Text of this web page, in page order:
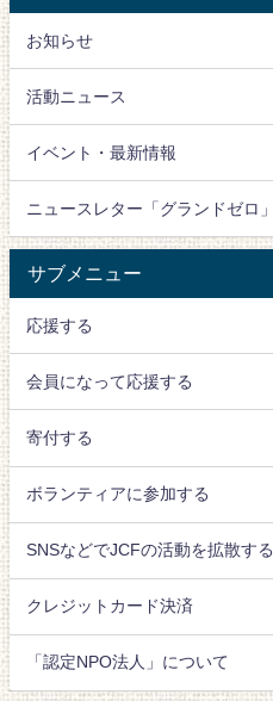
お知らせ
活動ニュース
イベント・最新情報
ニュースレター「グランドゼロ」
サブメニュー
応援する
会員になって応援する
寄付する
ボランティアに参加する
SNSなどでJCFの活動を拡散する
クレジットカード決済
「認定NPO法人」について